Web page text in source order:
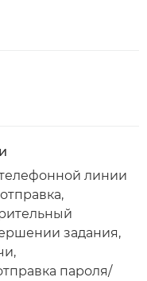
линии
задания,
пароля/